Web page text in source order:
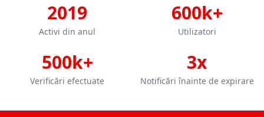
2019
Activi din anul
600k+
Utilizatori
500k+
Verificări efectuate
3x
Notificări înainte de expirare